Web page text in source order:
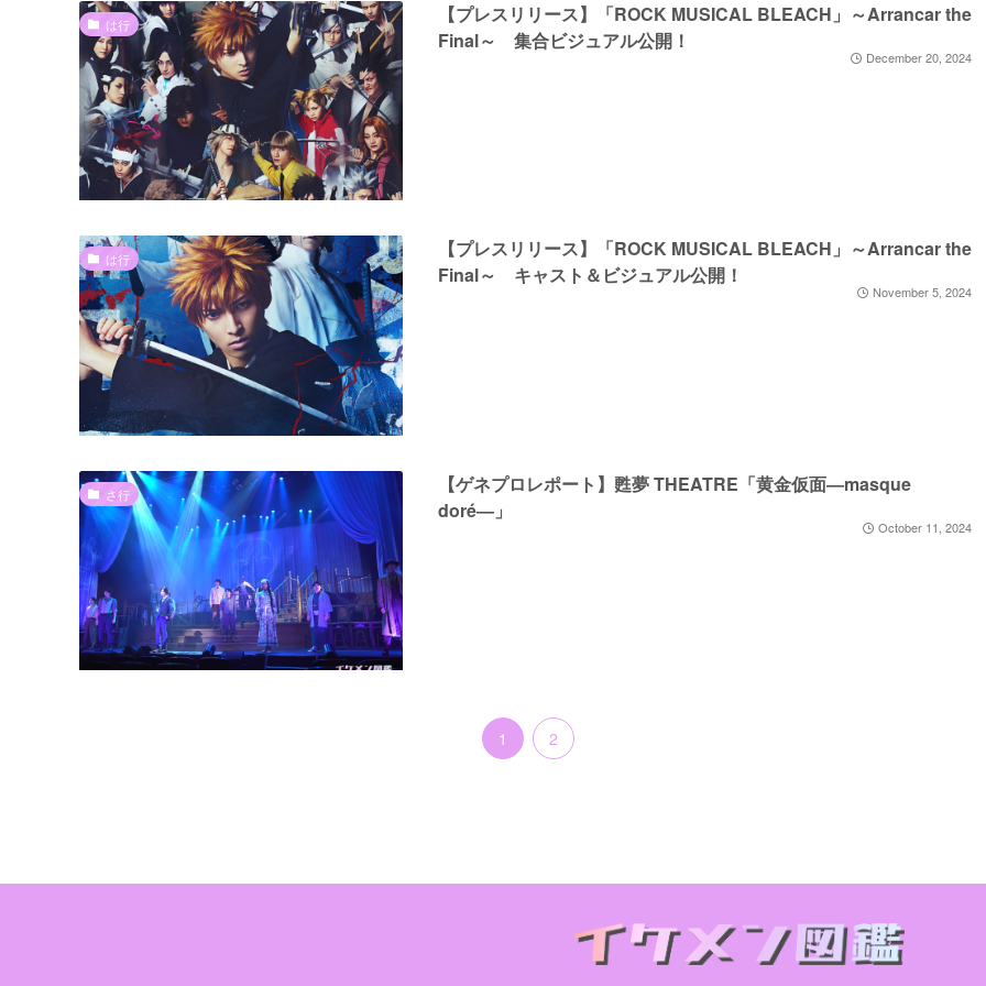
は行
【プレスリリース】「ROCK MUSICAL BLEACH」～Arrancar the
Final～ 集合ビジュアル公開！
December 20, 2024
は行
【プレスリリース】「ROCK MUSICAL BLEACH」～Arrancar the
Final～ キャスト＆ビジュアル公開！
November 5, 2024
さ行
【ゲネプロレポート】甦夢 THEATRE「黄金仮面―masque
doré―」
October 11, 2024
1 2